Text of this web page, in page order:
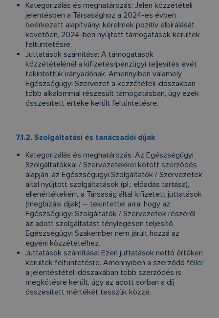
Kategorizálás és meghatározás: Jelen közzétételi
jelentésben a Társasághoz a 2024-es évben
beérkezett alapítványi kérelmek pozitív elbírálását
követően, 2024-ben nyújtott támogatások kerültek
feltüntetésre.
Juttatások számítása: A támogatások
közzétételénél a kifizetés/pénzügyi teljesítés évét
tekintettük irányadónak. Amennyiben valamely
Egészségügyi Szervezet a közzétételi időszakban
több alkalommal részesült támogatásban, úgy ezek
összesített értéke került feltüntetésre.
7.1.2. Szolgáltatási és tanácsadói díjak
Kategorizálás és meghatározás: Az Egészségügyi
Szolgáltatókkal / Szervezetekkel kötött szerződés
alapján, az Egészségügyi Szolgáltatók / Szervezetek
által nyújtott szolgáltatások (pl.: előadás tartása),
ellenértékeként a Társaság által kifizetett juttatások
(megbízási díjak) – tekintettel arra, hogy az
Egészségügyi Szolgáltatók / Szervezetek részéről
az adott szolgáltatást ténylegesen teljesítő
Egészségügyi Szakember nem járult hozzá az
egyéni közzétételhez.
Juttatások számítása: Ezen juttatások nettó értéken
kerültek feltüntetésre. Amennyiben a szerződő féllel
a jelentéstétel időszakában több szerződés is
megkötésre került, úgy az adott sorban a díj
összesített mértékét tesszük közzé.